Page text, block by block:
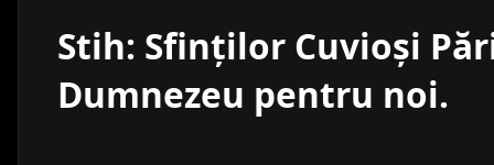
Stih: Sfinţilor Cuvioşi
Dumnezeu pentru noi.